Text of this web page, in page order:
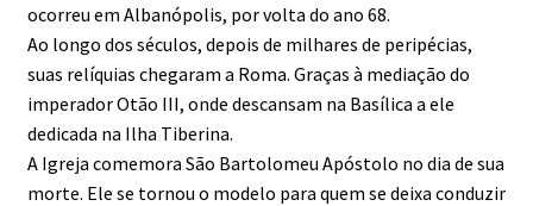
ocorreu em Albanópolis, por volta do ano 68.
Ao longo dos séculos, depois de milhares de peripécias,
suas relíquias chegaram a Roma. Graças à mediação do
imperador Otão III, onde descansam na Basílica a ele
dedicada na Ilha Tiberina.
A Igreja comemora São Bartolomeu Apóstolo no dia de sua
morte. Ele se tornou o modelo para quem se deixa conduzir